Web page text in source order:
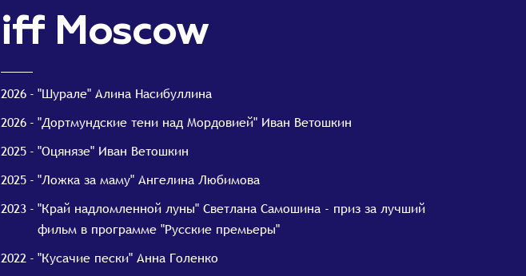
iff Moscow
2026
"Шурале" Алина Насибуллина
2026
"Дортмундские тени над Мордовией" Иван Ветошкин
2025
"Оцянязе" Иван Ветошкин
2025
"Ложка за маму" Ангелина Любимова
2023
"Край надломленной луны" Светлана Самошина - приз за лучший
фильм в программе "Русские премьеры"
2022
"Кусачие пески" Анна Голенко